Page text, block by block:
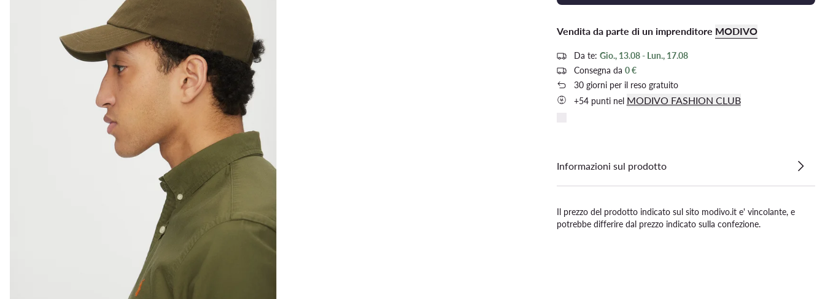
Vendita da parte di un imprenditore MODIVO
Da te: Gio., 13.08 - Lun., 17.08
Consegna da 0 €
30 giorni per il reso gratuito
+54 punti nel MODIVO FASHION CLUB
Informazioni sul prodotto
Il prezzo del prodotto indicato sul sito modivo.it e' vincolante, e
potrebbe differire dal prezzo indicato sulla confezione.